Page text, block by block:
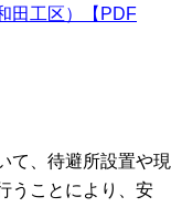
田工区）【PDF
て、待避所設置や現
うことにより、安